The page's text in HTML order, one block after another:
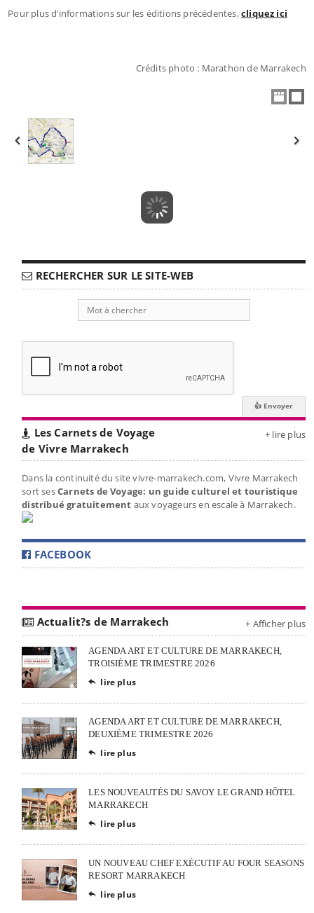
Pour plus d’informations sur les éditions précédentes,cliquez ici
Crédits photo : Marathon de Marrakech
RECHERCHER SUR LE SITE-WEB
Les Carnets de Voyage
de Vivre Marrakech
+ lire plus
Dans la continuité du site vivre-marrakech.com, Vivre Marrakech
sort sesCarnets de Voyage: un guide culturel et touristique
distribué gratuitement aux voyageurs en escale à Marrakech.
FACEBOOK
Actualit?s de Marrakech + Afficher plus
AGENDA ART ET CULTURE DE MARRAKECH,
TROISIÈME TRIMESTRE 2026
 lire plus
AGENDA ART ET CULTURE DE MARRAKECH,
DEUXIÈME TRIMESTRE 2026
 lire plus
LES NOUVEAUTÉS DU SAVOY LE GRAND HÔTEL
MARRAKECH
 lire plus
UN NOUVEAU CHEF EXÉCUTIF AU FOUR SEASONS
RESORT MARRAKECH
 lire plus